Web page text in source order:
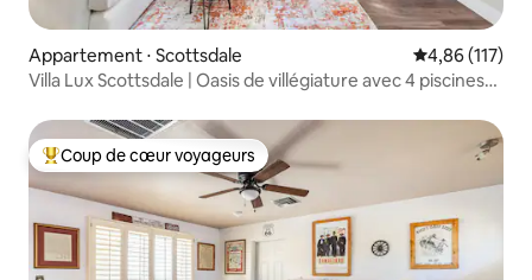
Appartement ⋅ Scottsdale Évaluation
4,86 (117)
Villa Lux Scottsdale | Oasis de villégiature avec 4 piscines
Coups de cœur voyageurs les plus appréciés
Coup de cœur voyageurs